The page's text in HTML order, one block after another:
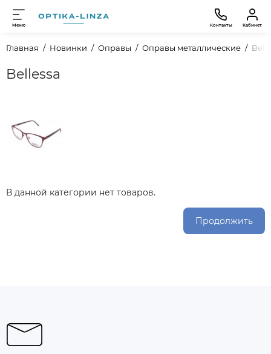
Меню Контакты Кабинет
Главная Новинки Оправы Оправы металлические
Bellessa
В данной категории нет товаров.
Продолжить